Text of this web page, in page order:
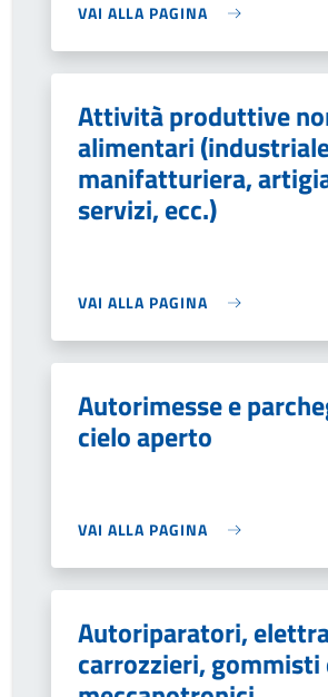
VAI ALLA PAGINA
Attività produttive
alimentari
manifatturiera,
servizi, ecc.)
VAI ALLA PAGINA
Autorimesse e
cielo aperto
VAI ALLA PAGINA
Autoriparatori,
carrozzieri, gommisti